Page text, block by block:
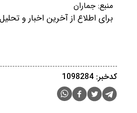
منبع: جماران
برای اطلاع از آخرین اخبار و
کدخبر: 1098284